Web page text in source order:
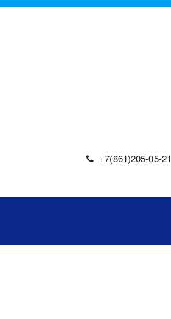
+7(861)205-05-21